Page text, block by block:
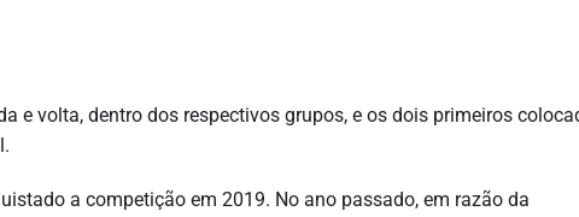
e volta, dentro dos respectivos grupos, e os dois primeiros
a competição em 2019. No ano passado, em razão da